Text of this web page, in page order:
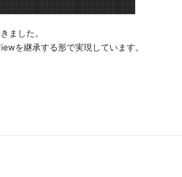
ました。
を継承する形で実現しています。